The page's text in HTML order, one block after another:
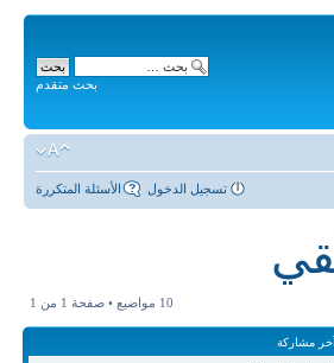
بحث متقدم
الأسئلة المتكررة تسجيل الدخول
10 مواضيع • صفحة 1 من 1
آخر مشاركة